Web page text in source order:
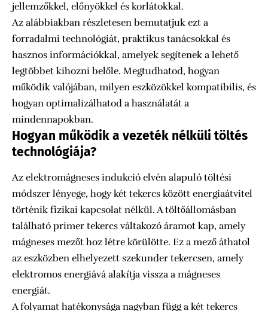
jellemzőkkel, előnyökkel és korlátokkal.
Az alábbiakban részletesen bemutatjuk ezt a
forradalmi technológiát, praktikus tanácsokkal és
hasznos információkkal, amelyek segítenek a lehető
legtöbbet kihozni belőle. Megtudhatod, hogyan
működik valójában, milyen eszközökkel kompatibilis, és
hogyan optimalizálhatod a használatát a
mindennapokban.
Hogyan működik a vezeték nélküli töltés
technológiája?
Az elektromágneses indukció elvén alapuló töltési
módszer lényege, hogy két tekercs között energiaátvitel
történik fizikai kapcsolat nélkül. A töltőállomásban
található primer tekercs váltakozó áramot kap, amely
mágneses mezőt hoz létre körülötte. Ez a mező áthatol
az eszközben elhelyezett szekunder tekercsen, amely
elektromos energiává alakítja vissza a mágneses
energiát.
A folyamat hatékonysága nagyban függ a két tekercs